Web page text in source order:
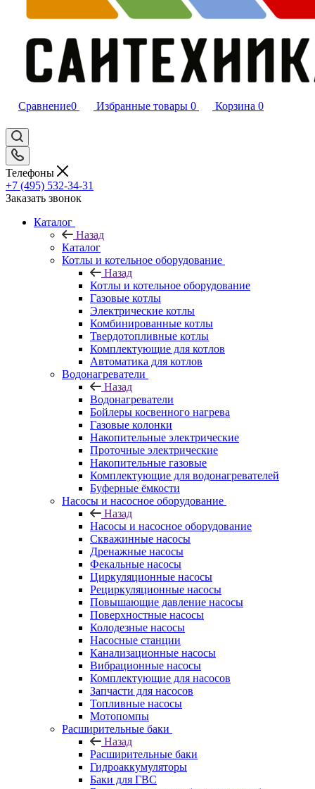
Сравнение0 Избранные товары 0 Корзина 0
Телефоны
+7 (495) 532‑34‑31
Заказать звонок
Каталог
Назад
Каталог
Котлы и котельное оборудование
Назад
Котлы и котельное оборудование
Газовые котлы
Электрические котлы
Комбинированные котлы
Твердотопливные котлы
Комплектующие для котлов
Автоматика для котлов
Водонагреватели
Назад
Водонагреватели
Бойлеры косвенного нагрева
Газовые колонки
Накопительные электрические
Проточные электрические
Накопительные газовые
Комплектующие для водонагревателей
Буферные ёмкости
Насосы и насосное оборудование
Назад
Насосы и насосное оборудование
Скважинные насосы
Дренажные насосы
Фекальные насосы
Циркуляционные насосы
Рециркуляционные насосы
Повышающие давление насосы
Поверхностные насосы
Колодезные насосы
Насосные станции
Канализационные насосы
Вибрационные насосы
Комплектующие для насосов
Запчасти для насосов
Топливные насосы
Мотопомпы
Расширительные баки
Назад
Расширительные баки
Гидроаккумуляторы
Баки для ГВС